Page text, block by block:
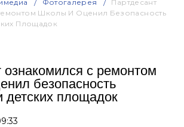
Фотогалерея
Партдесант
Школы И Оценил Безопасность
Площадок
ознакомился с ремонтом
безопасность
детских площадок